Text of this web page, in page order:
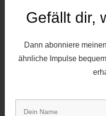
keine Angst davor
ihre Ängste zu teilen,
Fehler zu machen
ihre Gedanken und
Gefällt dir,
Dann abonniere
ähnliche Impulse